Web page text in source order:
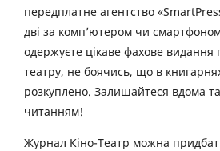
передплатне агентство
дві за комп’ютером чи
одержуєте цікаве фахове видання
театру, не боячись, що в
розкуплено. Залишайтеся вдома
читанням!
Журнал Кіно-Театр можна